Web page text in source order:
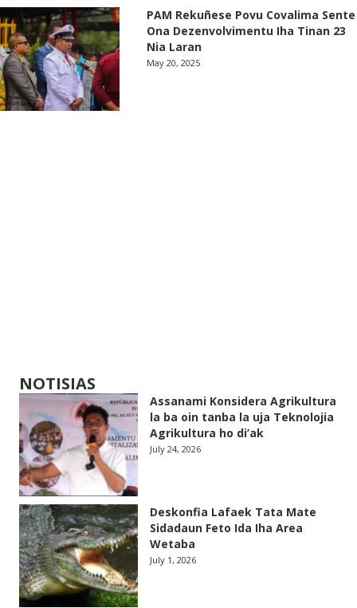
PAM Rekuñese Povu Covalima Sente
Ona Dezenvolvimentu Iha Tinan 23
Nia Laran
May 20, 2025
NOTISIAS
Assanami Konsidera Agrikultura
la ba oin tanba la uja Teknolojia
Agrikultura ho di’ak
July 24, 2026
Deskonfia Lafaek Tata Mate
Sidadaun Feto Ida Iha Area
Wetaba
July 1, 2026